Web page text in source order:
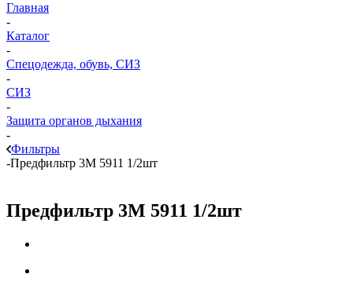
Главная
-
Каталог
-
Спецодежда, обувь, СИЗ
-
СИЗ
-
Защита органов дыхания
-
Фильтры
-Предфильтр 3М 5911 1/2шт
Предфильтр 3М 5911 1/2шт